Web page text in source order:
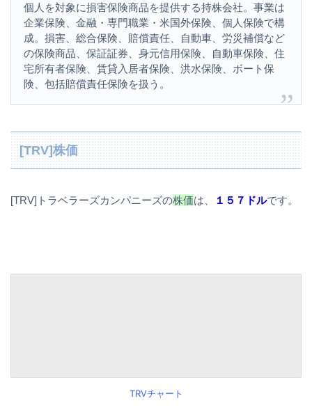
個人を対象に損害保険商品を提供する持株会社。事業は
企業保険、金融・専門職業・米国外保険、個人保険で構
成。損害、総合保険、賠償責任、自動車、労災補償など
の保険商品、保証証券、身元信用保険、自動車保険、住
宅所有者保険、賃貸入居者保険、洪水保険、ボート保
険、包括賠償責任保険を扱う。
[TRV]株価
[TRV]トラベラーズカンパニーズの株価は、 １５７ドルです。
TRVチャート